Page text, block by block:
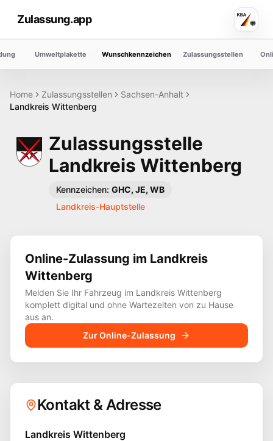
Zulassung.app
Umweltplakette Wunschkennzeichen Zulassungsstellen
Home Zulassungsstellen
Sachsen-Anhalt
Landkreis Wittenberg
Zulassungsstelle
Landkreis Wittenberg
Kennzeichen: GHC, JE, WB
Landkreis-Hauptstelle
Online-Zulassung im Landkreis
Wittenberg
Melden Sie Ihr Fahrzeug im Landkreis Wittenberg
komplett digital und ohne Wartezeiten von zu Hause
aus an.
Zur Online-Zulassung
Kontakt & Adresse
Landkreis Wittenberg